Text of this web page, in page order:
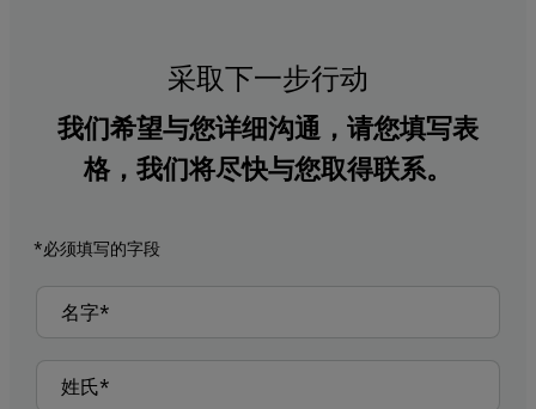
采取下一步行动
我们希望与您详细沟通，请您填写表
格，我们将尽快与您取得联系。
*必须填写的字段